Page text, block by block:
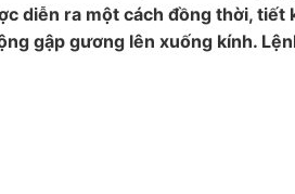
diễn ra một cách đồng thời, tiết
gập gương lên xuống kính.